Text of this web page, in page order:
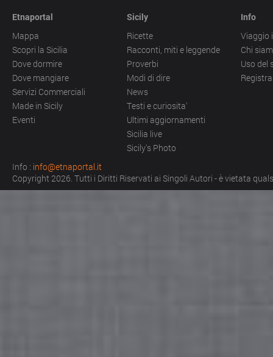
Etnaportal
Mappa
Scopri la Sicilia
Dove dormire
Dove mangiare
Servizi Commerciali
Made in Sicily
Eventi
Sicily
Ricette
Racconti, miti e leggende
Proverbi
Modi di dire
News
Testi e curiosita'
Ultimi aggiornamenti
Sicilia live
Sicily's Photo
Info
Viaggio
Chi
Uso del
Info : info@etnaportal.it
Copyright 2026. Tutti i Diritti Riservati ai Singoli Autori - è vietata